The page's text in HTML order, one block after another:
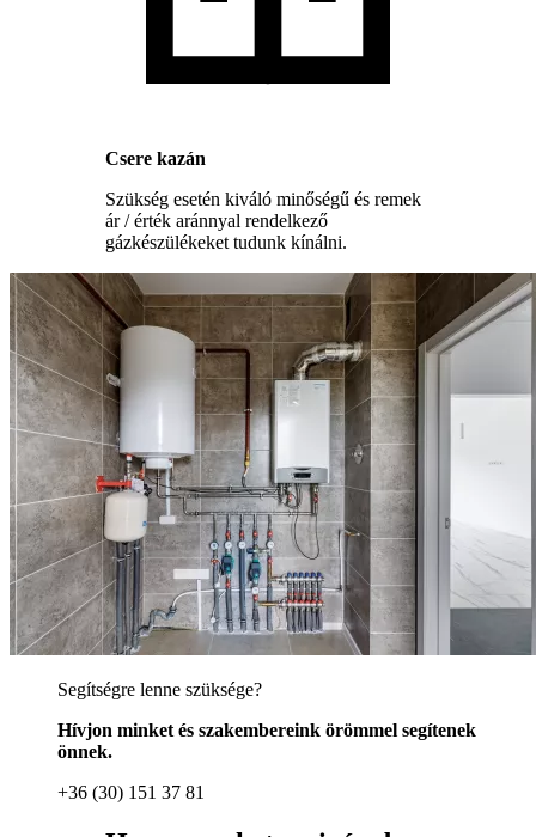
Csere kazán
Szükség esetén kiváló minőségű és remek
ár / érték aránnyal rendelkező
gázkészülékeket tudunk kínálni.
Segítségre lenne szüksége?
Hívjon minket és szakembereink örömmel segítenek
önnek.
+36 (30) 151 37 81